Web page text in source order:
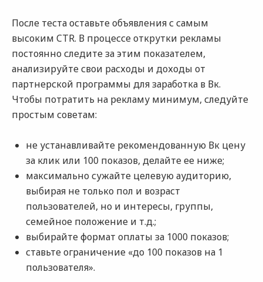
После теста оставьте объявления с самым
высоким CTR. В процессе открутки рекламы
постоянно следите за этим показателем,
анализируйте свои расходы и доходы от
партнерской программы для заработка в Вк.
Чтобы потратить на рекламу минимум, следуйте
простым советам:
не устанавливайте рекомендованную Вк цену
за клик или 100 показов, делайте ее ниже;
максимально сужайте целевую аудиторию,
выбирая не только пол и возраст
пользователей, но и интересы, группы,
семейное положение и т.д.;
выбирайте формат оплаты за 1000 показов;
ставьте ограничение «до 100 показов на 1
пользователя».